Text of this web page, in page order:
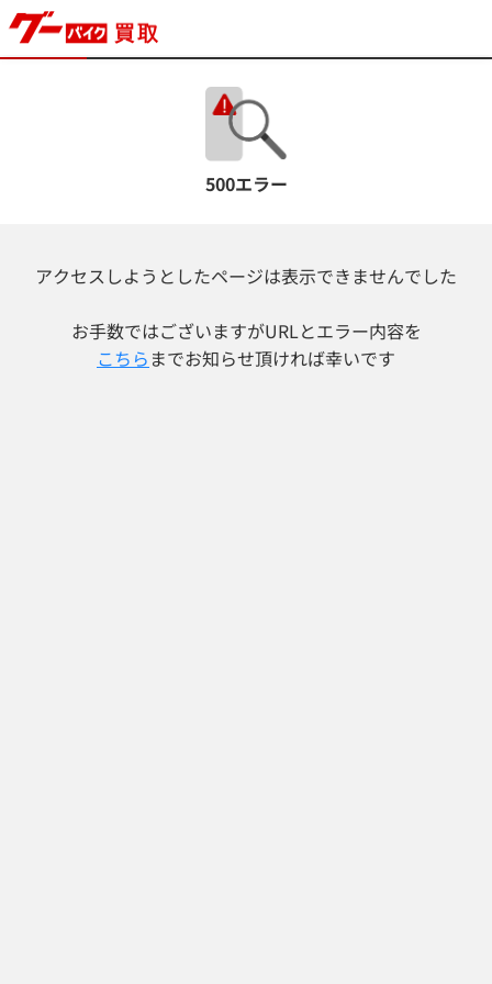
500エラー
アクセスしようとしたページは表示できませんでした
お手数ではございますがURLとエラー内容を
こちら までお知らせ頂ければ幸いです